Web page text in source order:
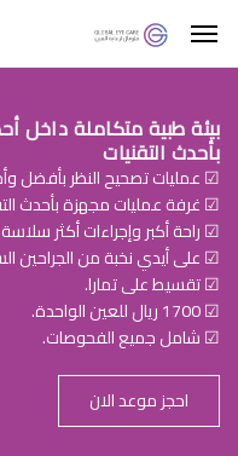
بيئة طبية متكاملة داخل
بأحدث التقنيات
☑ عمليات تصحيح النظر بأفضل
☑ غرفة عمليات مجهزة بأحدث
☑ راحة أكبر وإجراءات أكثر
☑ على أيدي نخبة من الجراحين
☑ تقسيط على تمارا.
☑ 1700 ريال للعين الواحدة.
☑ شامل جميع الفحوصات.
احجز موعد الان